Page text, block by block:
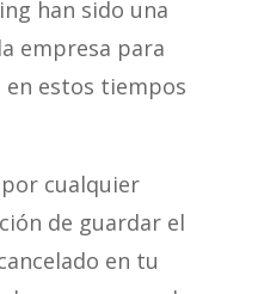
han sido una
empresa para
en estos tiempos
cualquier
de guardar el
en tu